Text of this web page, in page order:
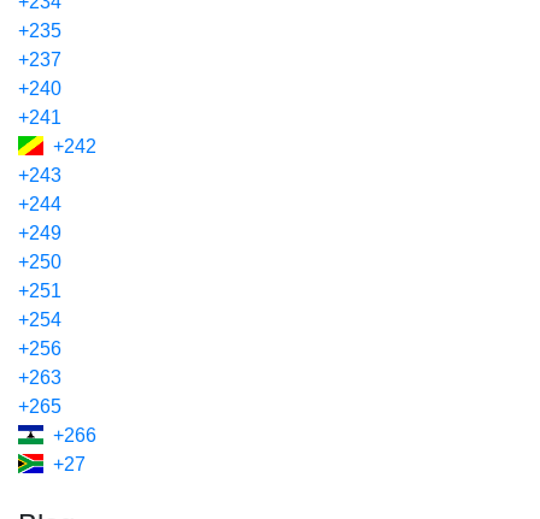
+235
+237
+240
+241
+242
+243
+244
+249
+250
+251
+254
+256
+263
+265
+266
+27